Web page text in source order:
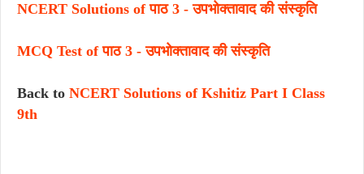
NCERT Solutions of पाठ 3 - उपभोक्तावाद की संस्कृति
MCQ Test of पाठ 3 - उपभोक्तावाद की संस्कृति
Back to NCERT Solutions of Kshitiz Part I Class
9th